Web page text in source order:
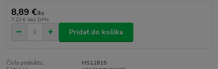
8,89 €/ks
7,23 € bez DPH
Pridať do košíka
Číslo produktu:
HS12815